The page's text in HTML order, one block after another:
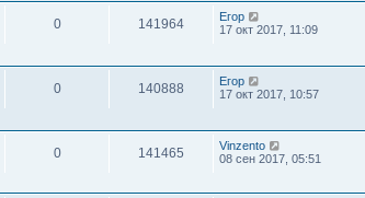
0 141964
Егор
17 окт 2017, 11:09
0 140888
Егор
17 окт 2017, 10:57
0 141465
Vinzento
08 сен 2017, 05:51